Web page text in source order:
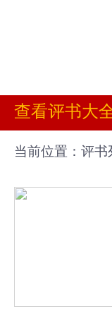
查看评书大
当前位置： 评书